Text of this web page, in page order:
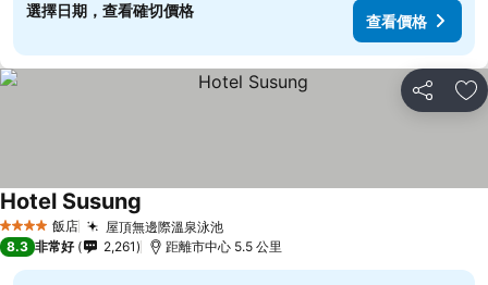
選擇日期，查看確切價格
查看價格
分享 加
4 星級 飯店 屋頂無邊際溫泉泳池
Hotel Susung
8.3 非常好 2,261 距離市中心 5.5 公里